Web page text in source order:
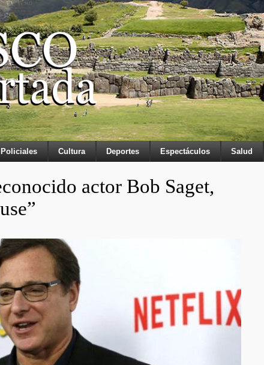
Policiales Cultura Deportes Espectáculos Salud
actor Bob Saget,